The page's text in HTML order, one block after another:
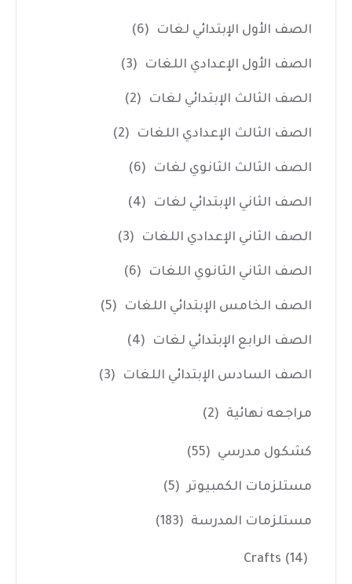
الصف الأول الإبتدائي لغات (6)
الصف الأول الإعدادي اللغات (3)
الصف الثالث الإبتدائي لغات (2)
الصف الثالث الإعدادي اللغات (2)
الصف الثالث الثانوي لغات (6)
الصف الثاني الإبتدائي لغات (4)
الصف الثاني الإعدادي اللغات (3)
الصف الثاني الثانوي اللغات (6)
الصف الخامس الإبتدائي اللغات (5)
الصف الرابع الإبتدائي لغات (4)
الصف السادس الإبتدائي اللغات (3)
مراجعه نهائية (2)
كشكول مدرسي (55)
مستلزمات الكمبيوتر (5)
مستلزمات المدرسة (183)
Crafts (14)